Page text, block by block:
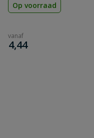
Op voorraad
vanaf
€
4,44